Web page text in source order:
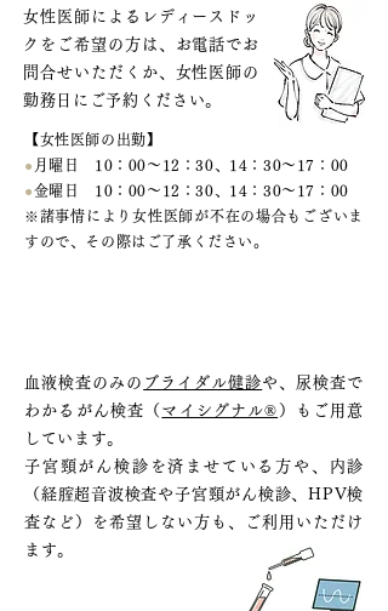
女性医師によるレディースドッ
クをご希望の方は、お電話でお
問合せいただくか、女性医師の
勤務日にご予約ください。
【女性医師の出勤】
● 月曜日 10：00～12：30、14：30～17：00
●金曜日 10：00～12：30、14：30～17：00
※諸事情により女性医師が不在の場合もございま
すので、その際はご了承ください。
血液検査のみの ブライダル健診や、尿検査で
わかるがん検査（ マイシグナル® ）もご用意
しています。
子宮頸がん検診を済ませている方や、内診
（経腟超音波検査や子宮頸がん検診、HPV検
査など）を希望しない方も、ご利用いただけ
ます。